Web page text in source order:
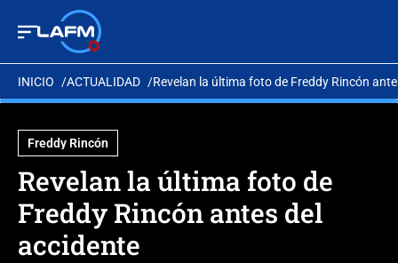
INICIO ACTUALIDAD Revelan la última foto de Freddy Rincón
Freddy Rincón
Revelan la última foto de
Freddy Rincón antes del
accidente